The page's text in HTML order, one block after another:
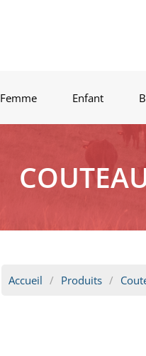
Femme Enfant
Accueil Produits